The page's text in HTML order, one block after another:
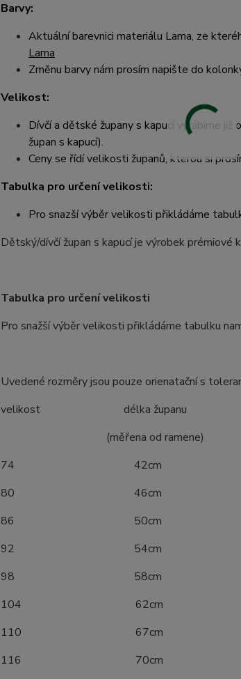
Barvy:
Aktuální barevnici materiálu Lama, ze
Lama
Změnu barvy nám prosím napište do
Velikost:
Dívčí a dětské župany s kapucí vyrábíme
župan s kapucí).
Ceny se řídí velikosti županů, kterou si
Tabulka pro určení velikosti:
Pro snazší výběr velikosti přikládáme
Dětský/dívčí župan s kapucí je výrobek
Tabulka pro určení velikosti
Pro snažší výběr velikosti přikládáme tabulku
Uvedené rozměry jsou pouze orienatační s
velikost délka županu
(měřena od ramene)
74 42cm
80 46cm
86 50cm
92 54cm
98 58cm
104 62cm
110 67cm
116 70cm